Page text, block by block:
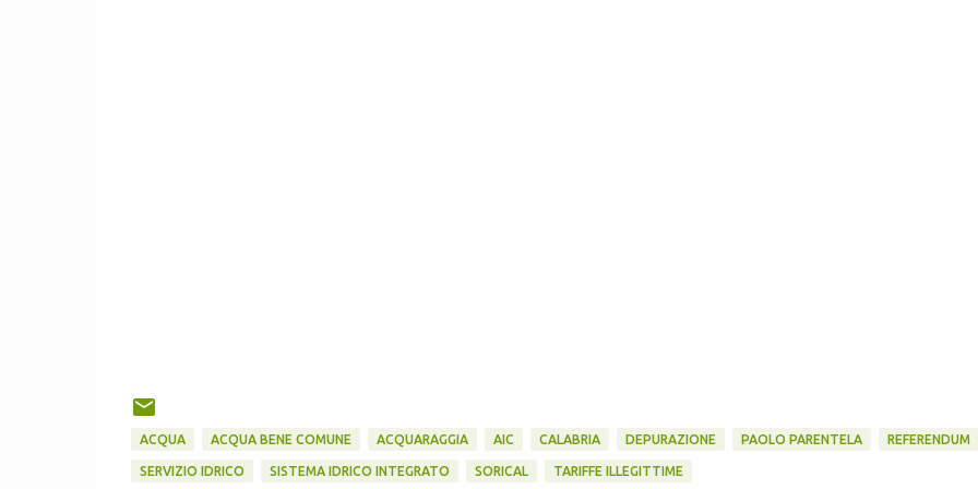
ACQUA ACQUA BENE COMUNE ACQUARAGGIA AIC CALABRIA DEPURAZIONE PAOLO PARENTELA REFERENDUM
SERVIZIO IDRICO SISTEMA IDRICO INTEGRATO SORICAL TARIFFE ILLEGITTIME